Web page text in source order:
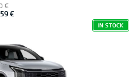
€
€
IN STOCK